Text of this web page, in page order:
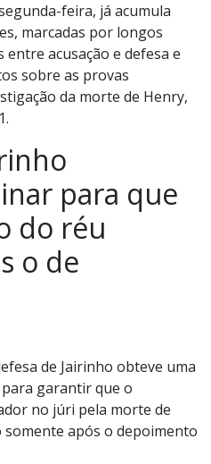
feira, já acumula
marcadas por longos
acusação e defesa e
sobre as provas
da morte de Henry,
para que
do réu
o de
de Jairinho obteve uma
garantir que o
no júri pela morte de
após o depoimento